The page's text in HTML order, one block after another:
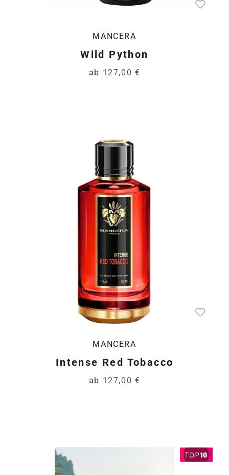
MANCERA
Wild Python
ab 127,00 €
MANCERA
Intense Red Tobacco
ab 127,00 €